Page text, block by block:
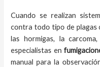
Cuando se realizan
contra todo tipo de plagas
las hormigas, la
especialistas en
manual para la